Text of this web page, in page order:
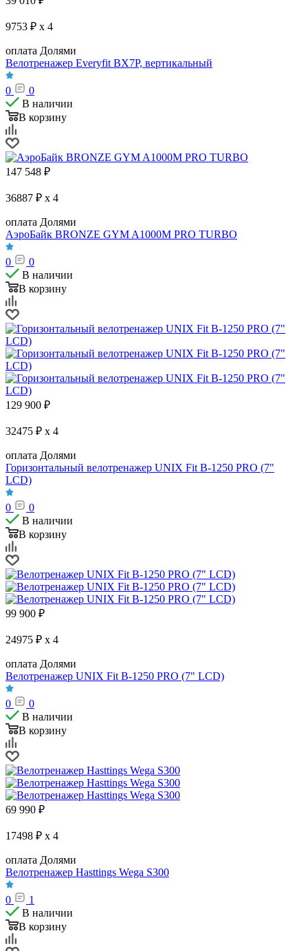
9753 ₽ x 4
оплата Долями
Велотренажер Everyfit BX7P, вертикальный
0
0
В наличии
В корзину
147 548 ₽
36887 ₽ x 4
оплата Долями
АэроБайк BRONZE GYM A1000M PRO TURBO
0
0
В наличии
В корзину
129 900 ₽
32475 ₽ x 4
оплата Долями
Горизонтальный велотренажер UNIX Fit B-1250 PRO (7"
LCD)
0
0
В наличии
В корзину
99 900 ₽
24975 ₽ x 4
оплата Долями
Велотренажер UNIX Fit B-1250 PRO (7" LCD)
0
0
В наличии
В корзину
69 990 ₽
17498 ₽ x 4
оплата Долями
Велотренажер Hasttings Wega S300
0
1
В наличии
В корзину